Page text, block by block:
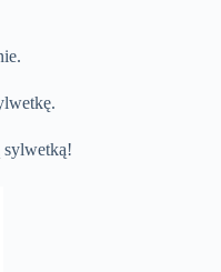
sylwetką!